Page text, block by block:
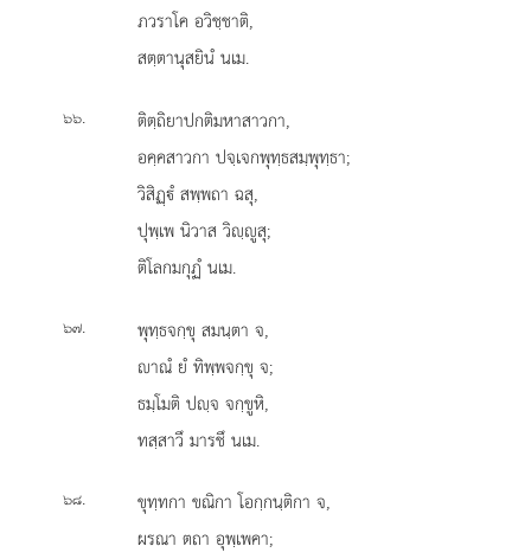
ภวราโค อวิชฺชาติ,
สตฺตานุสยินํ นเม.
๖๖.
ติตฺถิยาปกติมหาสาวกา,
อคฺคสาวกา ปจฺเจกพุทฺธสมฺพุทฺธา;
วิสิฏฺํ สพฺพถา ฉสุ,
ปุพฺเพ นิวาส วิฺูสุ;
ติโลกมกุฏํ นเม.
๖๗.
พุทฺธจกฺขุ สมนฺตา จ,
าณํ ยํ ทิพฺพจกฺขุ จ;
ธมฺโมติ ปฺจ จกฺขูหิ,
ทสฺสาวึ มารชึ นเม.
๖๘. ขุทฺทกา ขณิกา โอกฺกนฺติกา จ,
ผรณา ตถา อุพฺเพคา;